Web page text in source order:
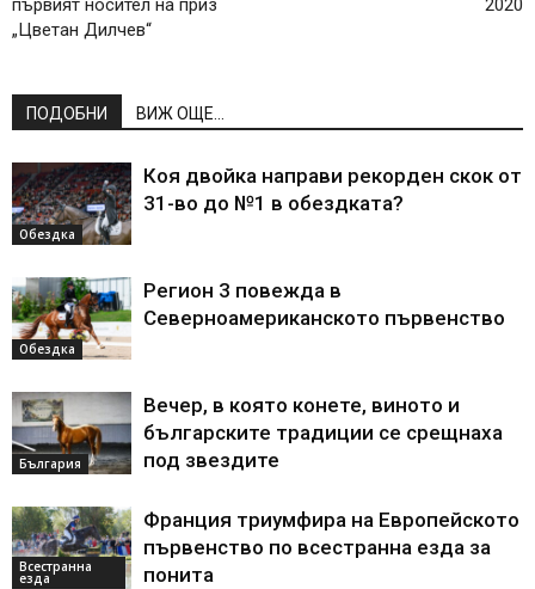
първият носител на приз
„Цветан Дилчев“
2020
ПОДОБНИ ВИЖ ОЩЕ...
Обездка
Коя двойка направи рекорден скок от
31-во до №1 в обездката?
Обездка
Регион 3 повежда в
Северноамериканското първенство
България
Вечер, в която конете, виното и
българските традиции се срещнаха
под звездите
Всестранна
езда
Франция триумфира на Европейското
първенство по всестранна езда за
понита